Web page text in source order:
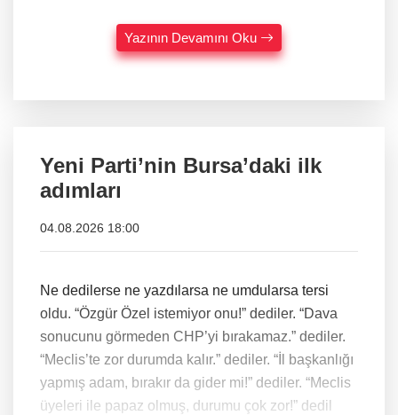
Yazının Devamını Oku
Yeni Parti’nin Bursa’daki ilk
adımları
04.08.2026 18:00
Ne dedilerse ne yazdılarsa ne umdularsa tersi
oldu. “Özgür Özel istemiyor onu!” dediler. “Dava
sonucunu görmeden CHP’yi bırakamaz.” dediler.
“Meclis’te zor durumda kalır.” dediler. “İl başkanlığı
yapmış adam, bırakır da gider mi!” dediler. “Meclis
üyeleri ile papaz olmuş, durumu çok zor!” dedil